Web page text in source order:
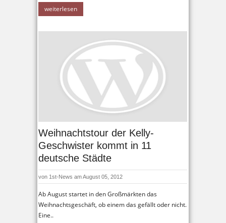
weiterlesen
Weihnachtstour der Kelly-
Geschwister kommt in 11
deutsche Städte
von 1st-News am August 05, 2012
Ab August startet in den Großmärkten das
Weihnachtsgeschäft, ob einem das gefällt oder nicht.
Eine..